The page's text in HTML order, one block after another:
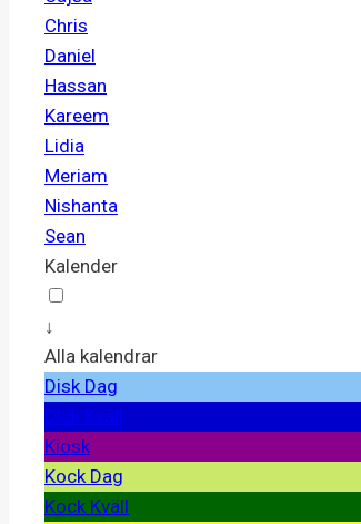
Chris
Daniel
Hassan
Kareem
Lidia
Meriam
Nishanta
Sean
Kalender
↓
Alla kalendrar
Disk Dag
Disk Kväll
Kiosk
Kock Dag
Kock Kväll